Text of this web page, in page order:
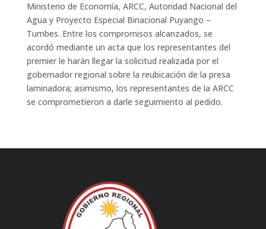
Ministerio de Economía, ARCC, Autoridad Nacional del
Agua y Proyecto Especial Binacional Puyango –
Tumbes. Entre los compromisos alcanzados, se
acordó mediante un acta que los representantes del
premier le harán llegar la solicitud realizada por el
gobernador regional sobre la reubicación de la presa
laminadora; asimismo, los representantes de la ARCC
se comprometieron a darle seguimiento al pedido.